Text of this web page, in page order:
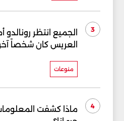
3
الجميع انتظر رونالدو
العريس كان شخصاً
منوعات
4
ماذا كشفت